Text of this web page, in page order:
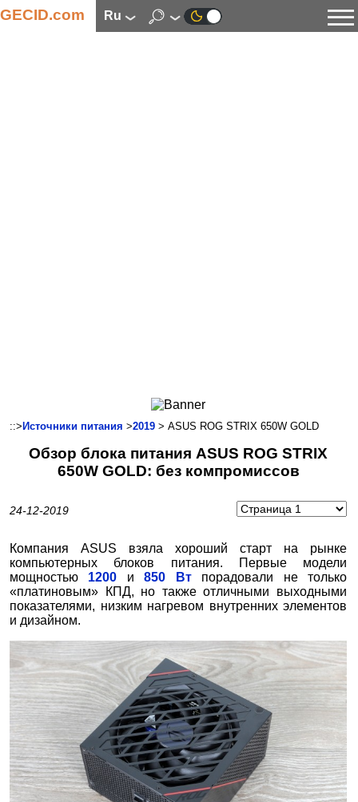
GECID.com ru
Смартфоны
Коммуникации
Автоэлектроника
::> Источники питания >2019 > ASUS ROG STRIX 650W GOLD
Обзор блока питания ASUS ROG STRIX
650W GOLD: без компромиссов
24-12-2019
Компания ASUS взяла хороший старт на рынке
компьютерных блоков питания. Первые модели
мощностью 1200 и850 Втпорадовали не только
«платиновым» КПД, но также отличными выходными
показателями, низким нагревом внутренних элементов
и дизайном.